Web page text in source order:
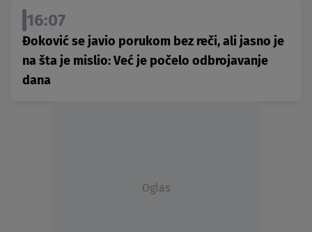
16:07
Đoković se javio porukom bez reči, ali jasno je
na šta je mislio: Već je počelo odbrojavanje
dana
Oglas